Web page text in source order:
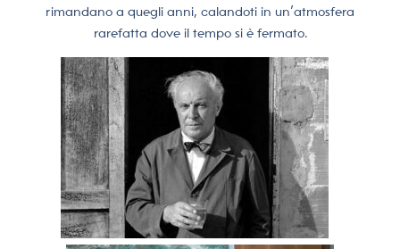
rimandano a quegli anni, calandoti in un’atmosfera
rarefatta dove il tempo si è fermato.